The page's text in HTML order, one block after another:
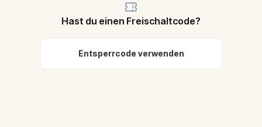
Hast du einen Freischaltcode?
Entsperrcode verwenden